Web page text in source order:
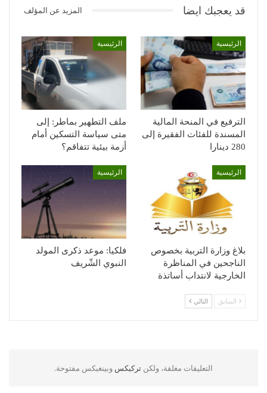
قد يعجبك ايضا المزيد عن المؤلف
الرئيسية
الترفيع في المنحة المالية
المسندة للفئات الفقيرة إلى
280 دينارا
الرئيسية
ملف التطهير بماطر: إلى
متى سياسة التسكين أمام
أزمة بيئية تتفاقم؟
الرئيسية
بلاغ وزارة التربية بخصوص
الناجحين في المناظرة
الخارجية لانتداب أساتذة
الرئيسية
فلكيا: موعد ذكرى المولد
النبوي الشّريف
السابق التالي
التعليقات مغلقة، ولكن تركبكس وبينغبكس مفتوحة.